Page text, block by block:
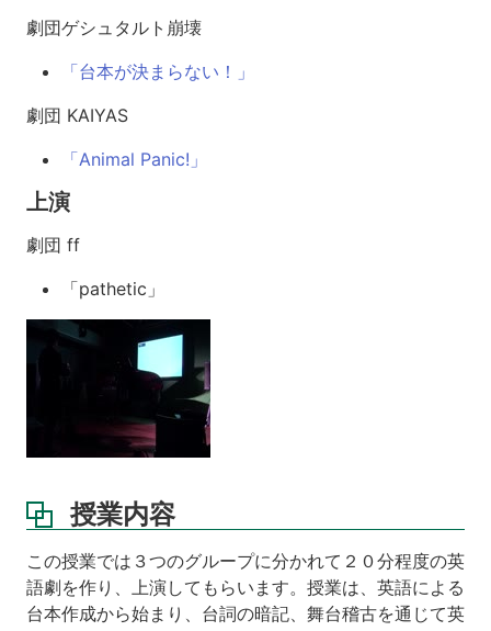
劇団ゲシュタルト崩壊
「台本が決まらない！」
劇団 KAIYAS
「Animal Panic!」
上演
劇団 ff
「pathetic」
授業内容
この授業では３つのグループに分かれて２０分程度の英
語劇を作り、上演してもらいます。授業は、英語による
台本作成から始まり、台詞の暗記、舞台稽古を通じて英